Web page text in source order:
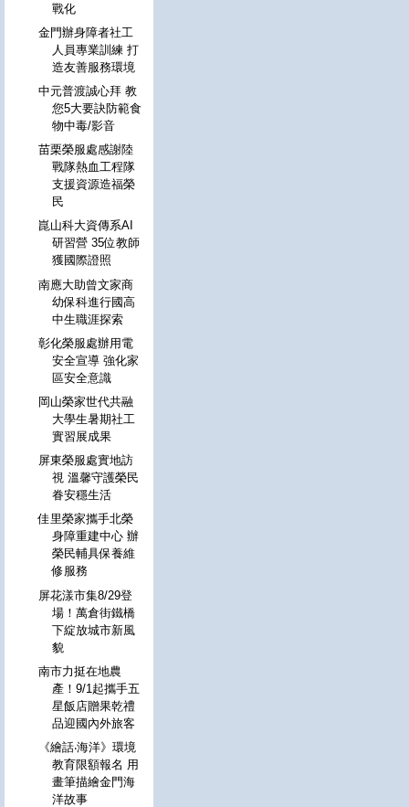
戰化
金門辦身障者社工
人員專業訓練 打
造友善服務環境
中元普渡誠心拜 教
您5大要訣防範食
物中毒/影音
苗栗榮服處感謝陸
戰隊熱血工程隊
支援資源造福榮
民
崑山科大資傳系AI
研習營 35位教師
獲國際證照
南應大助曾文家商
幼保科進行國高
中生職涯探索
彰化榮服處辦用電
安全宣導 強化家
區安全意識
岡山榮家世代共融
大學生暑期社工
實習展成果
屏東榮服處實地訪
視 溫馨守護榮民
眷安穩生活
佳里榮家攜手北榮
身障重建中心 辦
榮民輔具保養維
修服務
屏花漾市集8/29登
場！萬倉街鐵橋
下綻放城市新風
貌
南市力挺在地農
產！9/1起攜手五
星飯店贈果乾禮
品迎國內外旅客
《繪話‧海洋》環境
教育限額報名 用
畫筆描繪金門海
洋故事